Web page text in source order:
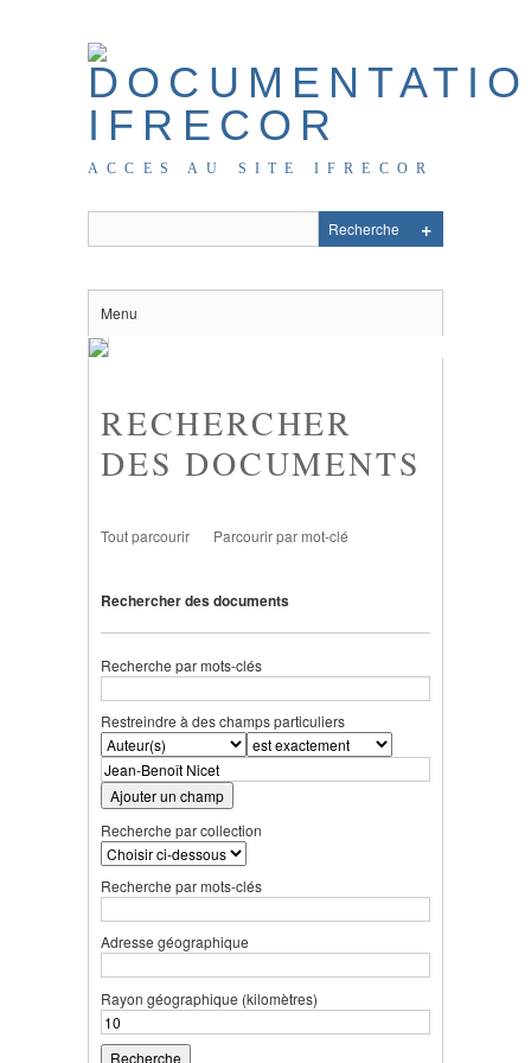
ACCES AU SITE IFRECOR
Menu
RECHERCHER
DES DOCUMENTS
Tout parcourir Parcourir par mot-clé
Rechercher des documents
Recherche par mots-clés
Restreindre à des champs particuliers
Ajouter un champ
Recherche par collection
Recherche par mots-clés
Adresse géographique
Rayon géographique (kilomètres)